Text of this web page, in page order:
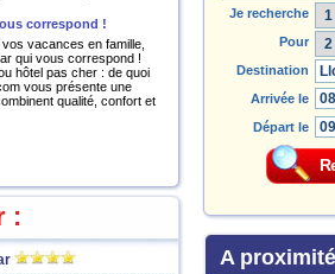
correspond !
vacances en famille,
qui vous correspond !
hôtel pas cher : de quoi
vous présente une
qualité, confort et
:
Je recherche
Pour
Destination
Arrivée le
Départ le
A proximité